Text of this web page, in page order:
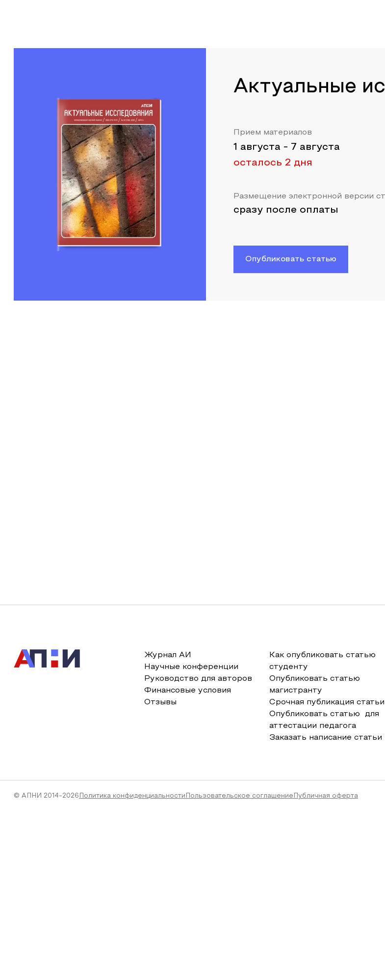
Актуальные
Прием материалов
1 августа - 7 августа
осталось 2 дня
Размещение электронной версии
сразу после оплаты
Опубликовать статью
Журнал АИ
Научные конференции
Руководство для авторов
Финансовые условия
Отзывы
Как опубликовать статью
студенту
Опубликовать статью
магистранту
Срочная публикация статьи
Опубликовать статью для
аттестации педагога
Заказать написание статьи
© АПНИ 2014-2026 Политика конфиденциальности Пользовательское соглашение Публичная оферта